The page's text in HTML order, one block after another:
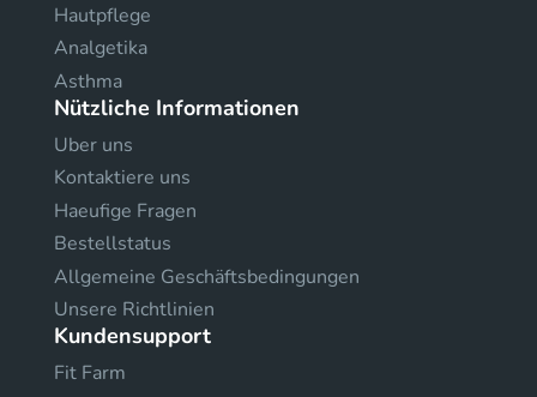
Hautpflege
Analgetika
Asthma
Nützliche Informationen
Uber uns
Kontaktiere uns
Haeufige Fragen
Bestellstatus
Allgemeine Geschäftsbedingungen
Unsere Richtlinien
Kundensupport
Fit Farm